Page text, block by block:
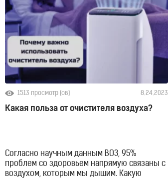
1513 просмотр (ов) 8.24.2023
Какая польза от очистителя воздуха?
Согласно научным данным ВОЗ, 95%
проблем со здоровьем напрямую связаны с
воздухом, которым мы дышим. Какую